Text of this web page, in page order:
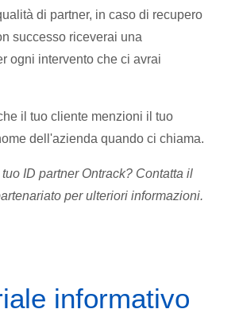
di partner, in caso di recupero
successo riceverai una
ogni intervento che ci avrai
il tuo cliente menzioni il tuo
dell'azienda quando ci chiama.
ID partner Ontrack? Contatta il
per ulteriori informazioni.
informativo